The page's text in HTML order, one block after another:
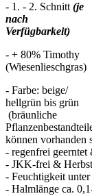
- 1. - 2. Schnitt(je
nach
Verfügbarkeit)
- + 80% Timothy
(Wiesenlieschgras)
- Farbe: beige/
hellgrün bis grün
(bräunliche
können vorhanden
- regenfrei geerntet
- JKK-frei &
- Feuchtigkeit
- Halmlänge ca.